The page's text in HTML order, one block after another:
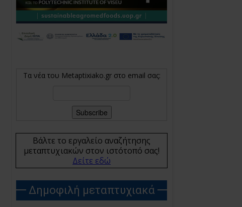
Τα νέα του Metaptixiako.gr στο email σας:
Βάλτε το εργαλείο αναζήτησης
μεταπτυχιακών στον ιστότοπό σας!
Δείτε εδώ
Δημοφιλή μεταπτυχιακά